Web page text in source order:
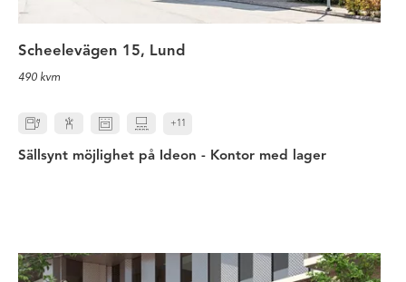
Scheelevägen 15, Lund
490 kvm
+11
Sällsynt möjlighet på Ideon - Kontor med lager
Zenit - en arbetsplats med